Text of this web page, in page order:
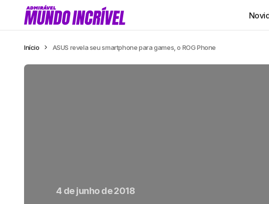
Início ASUS revela seu smartphone para games, o ROG Phone
4 de junho de 2018